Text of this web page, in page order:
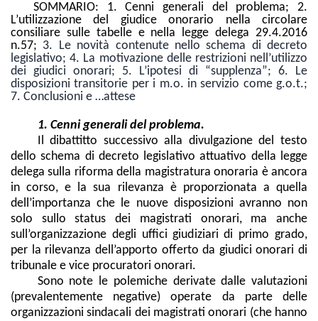
SOMMARIO: 1. Cenni generali del problema; 2.
L’utilizzazione del giudice onorario nella circolare
consiliare sulle tabelle e nella legge delega 29.4.2016
n.57; 3. Le novità contenute nello schema di decreto
legislativo;4. La motivazione delle restrizioni nell’utilizzo
dei giudici onorari; 5. L’ipotesi di “supplenza”; 6. Le
disposizioni transitorie per i m.o. in servizio come g.o.t.;
7. Conclusioni e …attese
1. Cenni generali del problema.
Il dibattitto successivo alla divulgazione del testo
dello schema di decreto legislativo attuativo della legge
delega sulla riforma della magistratura onoraria è ancora
in corso, e la sua rilevanza è proporzionata a quella
dell’importanza che le nuove disposizioni avranno non
solo sullo status dei magistrati onorari, ma anche
sull’organizzazione degli uffici giudiziari di primo grado,
per la rilevanza dell’apporto offerto da giudici onorari di
tribunale e vice procuratori onorari.
Sono note le polemiche derivate dalle valutazioni
(prevalentemente negative) operate da parte delle
organizzazioni sindacali dei magistrati onorari (che hanno